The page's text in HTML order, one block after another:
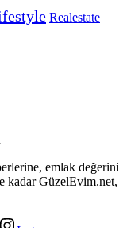
Realestate
emlak değerini
kadar GüzelEvim.net,